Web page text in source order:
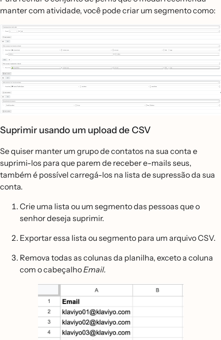
manter com atividade, você pode criar um segmento como:
Suprimir usando um upload de CSV
Se quiser manter um grupo de contatos na sua conta e
suprimi-los para que parem de receber e-mails seus,
também é possível carregá-los na lista de supressão da sua
conta.
Crie uma lista ou um segmento das pessoas que o
senhor deseja suprimir.
Exportar essa lista ou segmento para um arquivo CSV.
Remova todas as colunas da planilha, exceto a coluna
com o cabeçalhoEmail.